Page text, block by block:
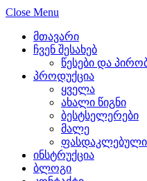
hunt
for
magnificence
in
Close Menu
მთავარი
ჩვენ შესახებ
წესები და
პროდუქცია
ყველა
ახალი წიგნი
ბესტსელერები
მალე
ფასდაკლებული
ინსტრუქცია
ბლოგი